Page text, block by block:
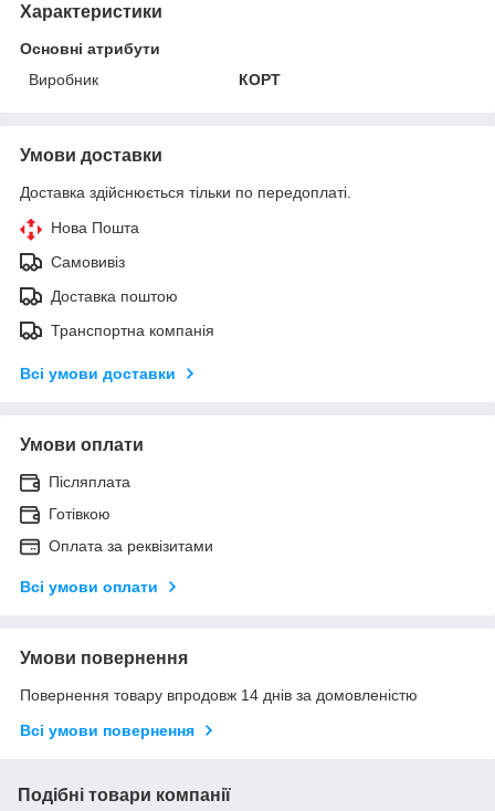
Характеристики
Основні атрибути
Виробник
КОРТ
Умови доставки
Доставка здійснюється тільки по передоплаті.
Нова Пошта
Самовивіз
Доставка поштою
Транспортна компанія
Всі умови доставки
Умови оплати
Післяплата
Готівкою
Оплата за реквізитами
Всі умови оплати
Умови повернення
Повернення товару впродовж 14 днів за домовленістю
Всі умови повернення
Подібні товари компанії